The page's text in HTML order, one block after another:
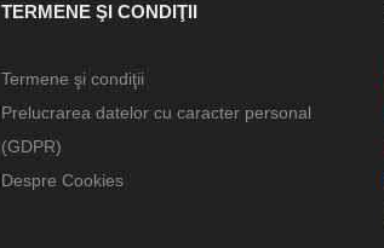
TERMENE ŞI CONDIŢII
Termene şi condiţii
Prelucrarea datelor cu caracter personal
(GDPR)
Despre Cookies